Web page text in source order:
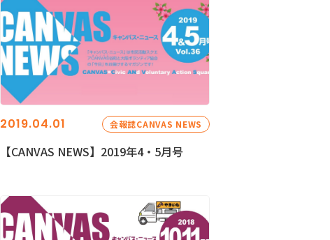
2019.04.01 会報誌CANVAS NEWS
【CANVAS NEWS】2019年4・5月号